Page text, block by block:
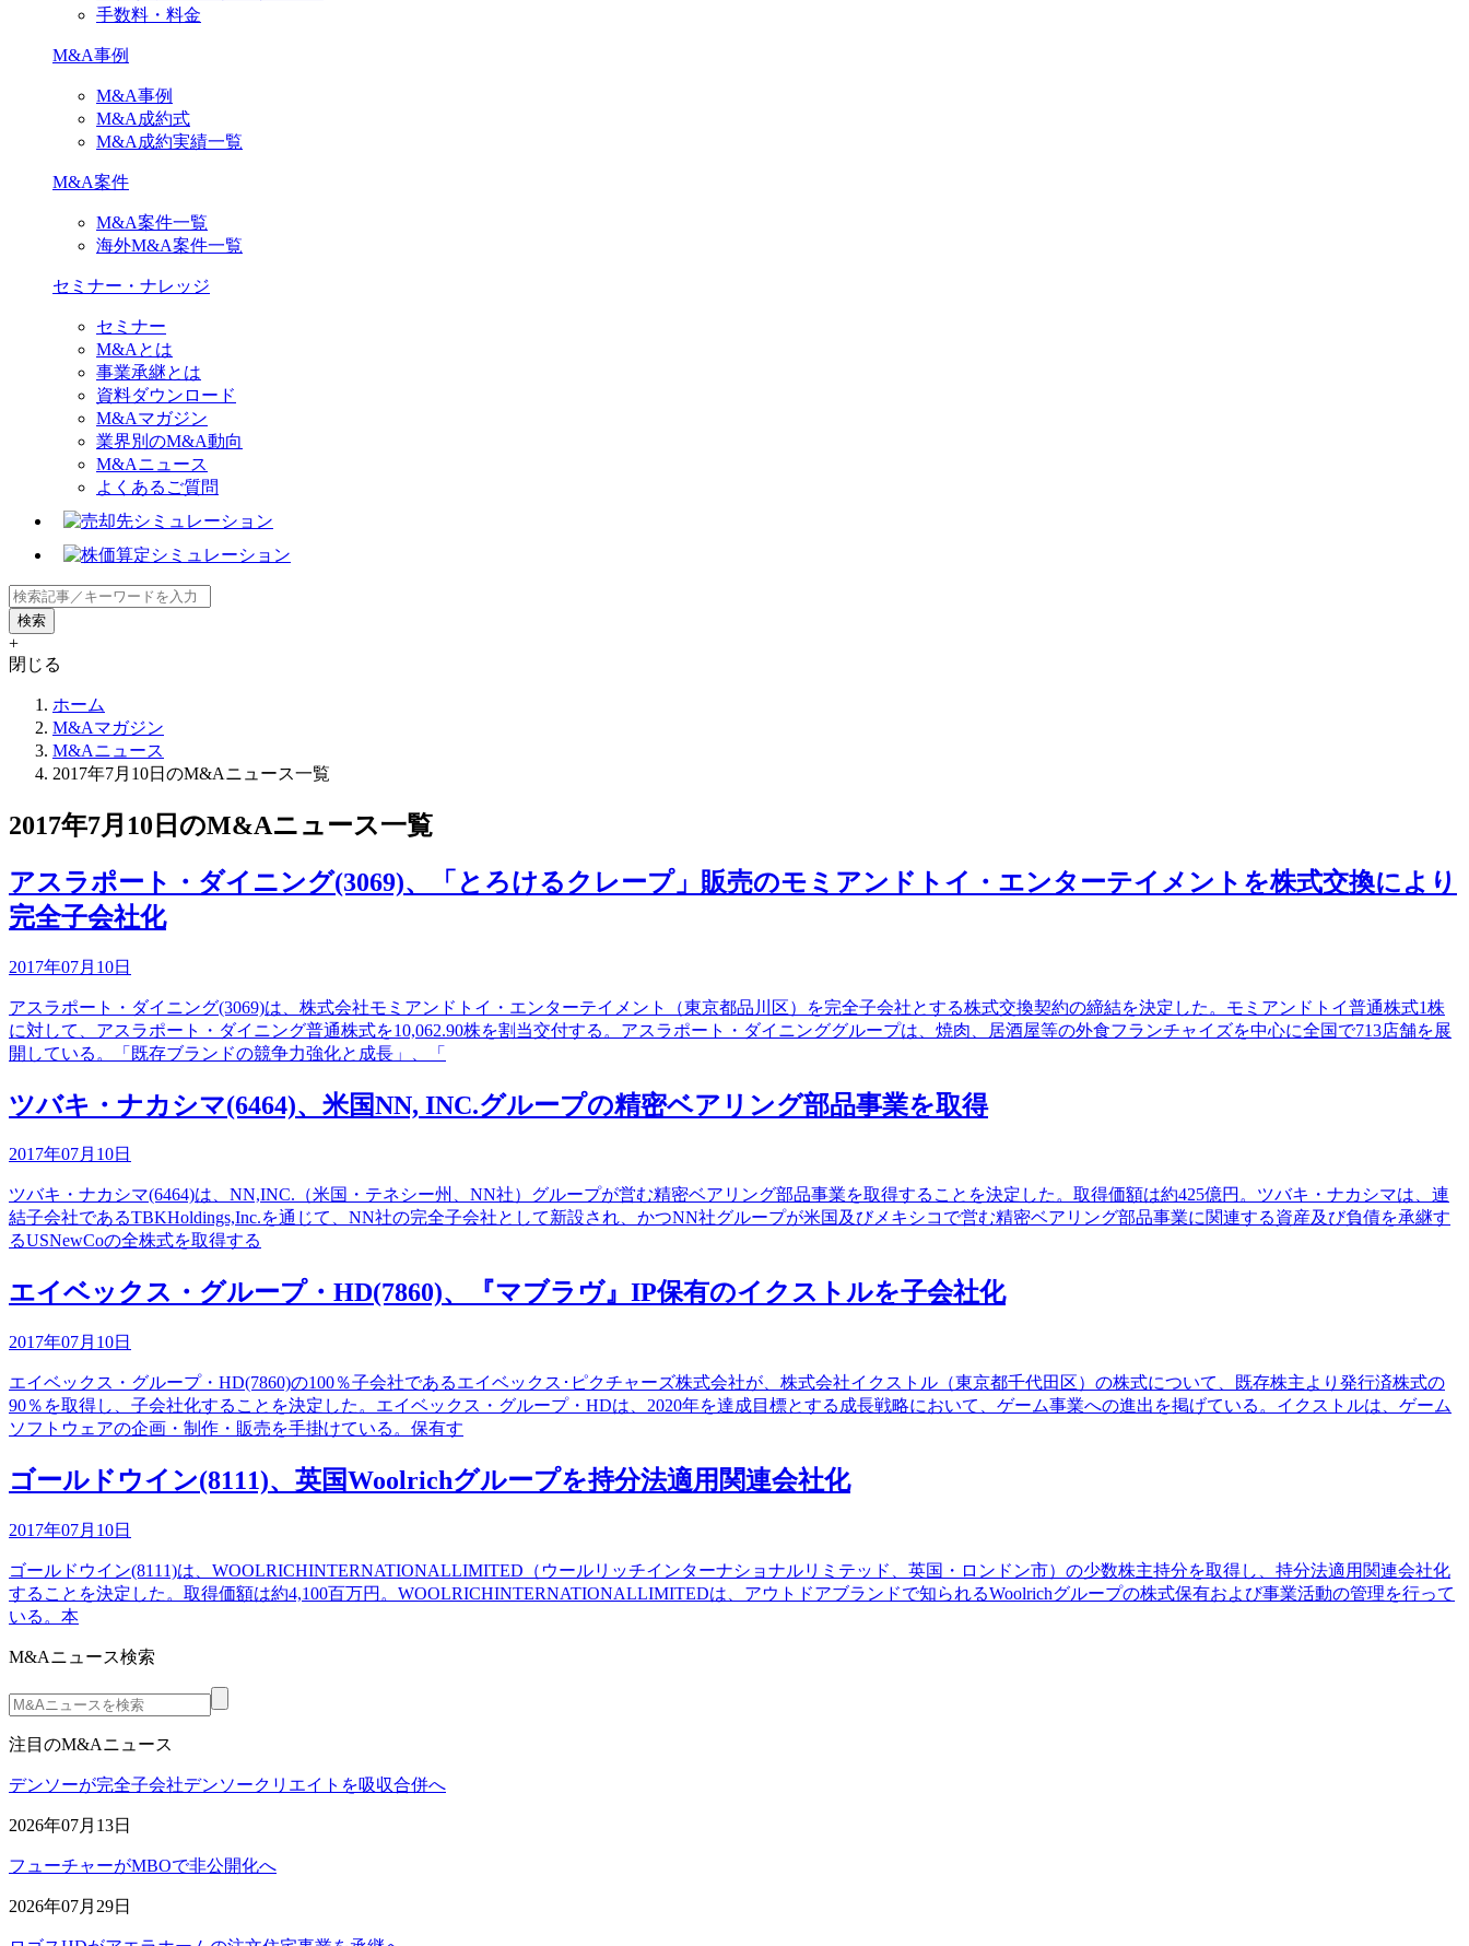
手数料・料金
M&A事例
M&A事例
M&A成約式
M&A成約実績一覧
M&A案件
M&A案件一覧
海外M&A案件一覧
セミナー・ナレッジ
セミナー
M&Aとは
事業承継とは
資料ダウンロード
M&Aマガジン
業界別のM&A動向
M&Aニュース
よくあるご質問
+
閉じる
ホーム
M&Aマガジン
M&Aニュース
2017年7月10日のM&Aニュース一覧
2017年7月10日のM&Aニュース一覧
アスラポート・ダイニング(3069)、「とろけるクレープ」販売のモミアンドトイ・エンターテイメントを株式交換により
完全子会社化
2017年07月10日
アスラポート・ダイニング(3069)は、株式会社モミアンドトイ・エンターテイメント（東京都品川区）を完全子会社とする株式交換契約の締結を決定した。モミアンドトイ普通株式1株
に対して、アスラポート・ダイニング普通株式を10,062.90株を割当交付する。アスラポート・ダイニンググループは、焼肉、居酒屋等の外食フランチャイズを中心に全国で713店舗を展
開している。「既存ブランドの競争力強化と成長」、「
ツバキ・ナカシマ(6464)、米国NN, INC.グループの精密ベアリング部品事業を取得
2017年07月10日
ツバキ・ナカシマ(6464)は、NN,INC.（米国・テネシー州、NN社）グループが営む精密ベアリング部品事業を取得することを決定した。取得価額は約425億円。ツバキ・ナカシマは、連
結子会社であるTBKHoldings,Inc.を通じて、NN社の完全子会社として新設され、かつNN社グループが米国及びメキシコで営む精密ベアリング部品事業に関連する資産及び負債を承継す
るUSNewCoの全株式を取得する
エイベックス・グループ・HD(7860)、『マブラヴ』IP保有のイクストルを子会社化
2017年07月10日
エイベックス・グループ・HD(7860)の100％子会社であるエイベックス･ピクチャーズ株式会社が、株式会社イクストル（東京都千代田区）の株式について、既存株主より発行済株式の
90％を取得し、子会社化することを決定した。エイベックス・グループ・HDは、2020年を達成目標とする成長戦略において、ゲーム事業への進出を掲げている。イクストルは、ゲーム
ソフトウェアの企画・制作・販売を手掛けている。保有す
ゴールドウイン(8111)、英国Woolrichグループを持分法適用関連会社化
2017年07月10日
ゴールドウイン(8111)は、WOOLRICHINTERNATIONALLIMITED（ウールリッチインターナショナルリミテッド、英国・ロンドン市）の少数株主持分を取得し、持分法適用関連会社化
することを決定した。取得価額は約4,100百万円。WOOLRICHINTERNATIONALLIMITEDは、アウトドアブランドで知られるWoolrichグループの株式保有および事業活動の管理を行って
いる。本
M&Aニュース検索
注目のM&Aニュース
デンソーが完全子会社デンソークリエイトを吸収合併へ
2026年07月13日
フューチャーがMBOで非公開化へ
2026年07月29日